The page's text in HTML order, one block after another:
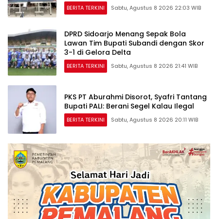
BERITA TERKINI Sabtu, Agustus 8 2026 22:03 WIB
DPRD Sidoarjo Menang Sepak Bola
Lawan Tim Bupati Subandi dengan Skor
3-1 di Gelora Delta
BERITA TERKINI Sabtu, Agustus 8 2026 21:41 WIB
PKS PT Aburahmi Disorot, Syafri Tantang
Bupati PALI: Berani Segel Kalau Ilegal
BERITA TERKINI Sabtu, Agustus 8 2026 20:11 WIB